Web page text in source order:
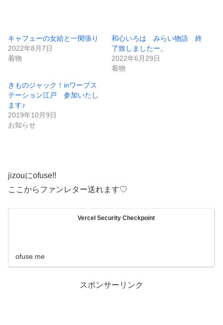
み
中…
キャフェーの女給と一閑張り
2022年8月7日
着物
和心いろは みらい物語 終
了致しましたー。
2022年6月29日
着物
きものジャック！inワープス
テーション江戸 参加いたし
ます♪
2019年10月9日
お知らせ
jizouにofuse!!
ここからファンレター送れます♡
Vercel Security Checkpoint
ofuse.me
スポンサーリンク